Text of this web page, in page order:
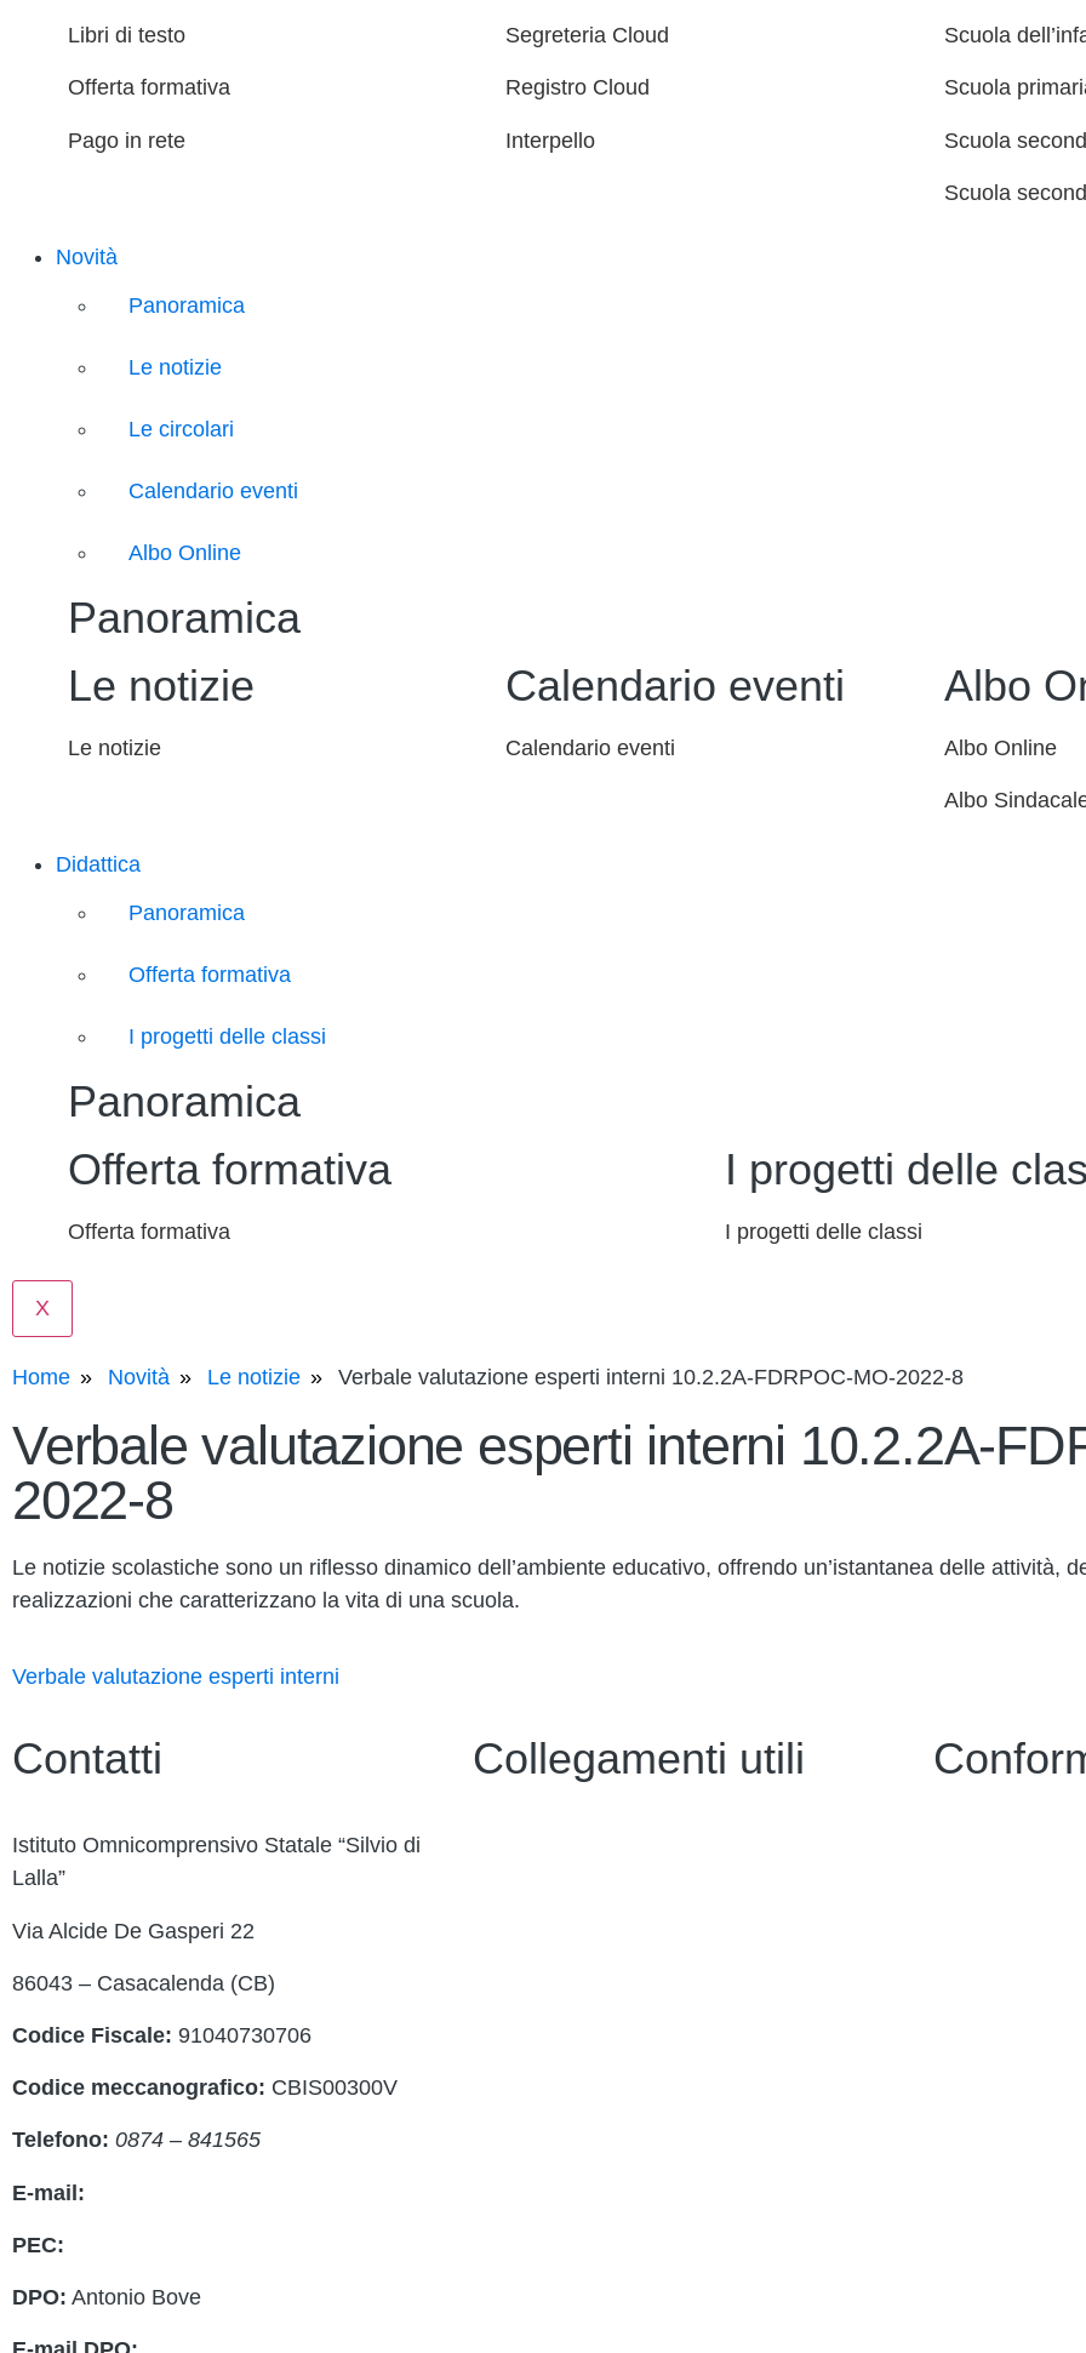
Libri di testo
Offerta formativa
Pago in rete
Segreteria Cloud
Registro Cloud
Interpello
Scuola
Scuola
Scuola
Scuola
Novità
Panoramica
Le notizie
Le circolari
Calendario eventi
Albo Online
Panoramica
Le notizie
Le notizie
Calendario eventi
Calendario eventi
Albo
Albo Online
Albo
Didattica
Panoramica
Offerta formativa
I progetti delle classi
Panoramica
Offerta formativa
Offerta formativa
I progetti delle
I progetti delle classi
X
Home Novità Le notizie Verbale valutazione esperti interni 10.2.2A-FDRPOC-MO-2022-8
Verbale valutazione esperti interni 10.2.2A-
2022-8
Le notizie scolastiche sono un riflesso dinamico dell’ambiente educativo, offrendo un’istantanea delle attività,
realizzazioni che caratterizzano la vita di una scuola.
Verbale valutazione esperti interni
Contatti
Istituto Omnicomprensivo Statale “Silvio di
Lalla”
Via Alcide De Gasperi 22
86043 – Casacalenda (CB)
Codice Fiscale: 91040730706
Codice meccanografico: CBIS00300V
Telefono: 0874 – 841565
E-mail:
PEC:
DPO: Antonio Bove
Collegamenti utili